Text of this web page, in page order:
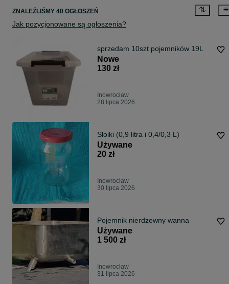
ZNALEŹLIŚMY 40 OGŁOSZEŃ
Jak pozycjonowane są ogłoszenia?
sprzedam 10szt pojemników 19L
Nowe
130 zł
Inowrocław
28 lipca 2026
Słoiki (0,9 litra i 0,4/0,3 L)
Używane
20 zł
Inowrocław
30 lipca 2026
Pojemnik nierdzewny wanna
Używane
1 500 zł
Inowrocław
31 lipca 2026